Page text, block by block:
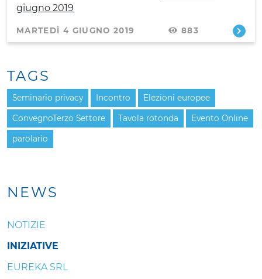
giugno 2019
MARTEDÌ 4 GIUGNO 2019 883
NEWS
NOTIZIE
INIZIATIVE
EUREKA SRL
TAGS
Seminario privacy Incontro Elezioni europee
ConvegnoTerzo Settore Tavola rotonda Evento Online
parolario